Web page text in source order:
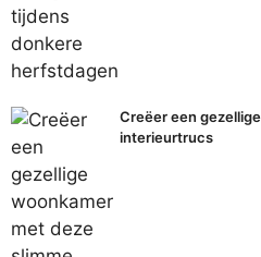
Creëer een
interieurtrucs